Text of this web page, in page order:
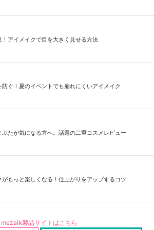
！アイメイクで目を大きく見せる方法
防ぐ！夏のイベントでも崩れにくいアイメイク
ぶたが気になる方へ。話題の二重コスメレビュー
がもっと楽しくなる！仕上がりをアップするコツ
mezaik製品サイトはこちら